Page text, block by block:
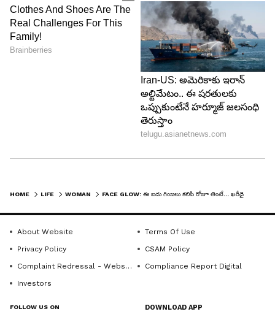
చేస్తాయి.
5
పొద్దు తిరుగుడు గింజలు కూడా మీ చర్మాన్ని మెరిసేలా
చేయడానికి సహాయపడతాయి. ఈ గింజల్లో విటమిన్ ఇ
పుష్కలంగా ఉంటుంది. ఇది చర్మంలో గ్లో పెరగడానికి
సహాయం చేస్తుంది. అంతేకాదు.... వీటిలో ఉండే యాంటీ
ఆక్సిడెంట్లు, జింక్, సెలీనియం, ఆరోగ్యకరమైన ఫ్యాట్స్
చర్మాన్ని మృదువుగా, యవ్వనంగా మార్చడానికి హెల్ప్
చేస్తాయి.
HOME LIFE WOMAN
About Website
Terms Of Use
Privacy Policy
CSAM Policy
Complaint Redressal - Website
Compliance Report Digital
Investors
FOLLOW US ON DOWNLOAD APP